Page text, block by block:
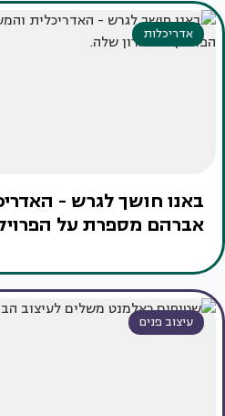
אדריכלות
באנו חושך לגרש -
אברהם מספרת על
עיצוב פנים